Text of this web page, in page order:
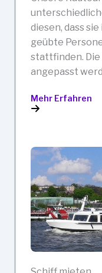
diesen, dass
geübte
stattfinden. Die
angepasst
Mehr Erfahren